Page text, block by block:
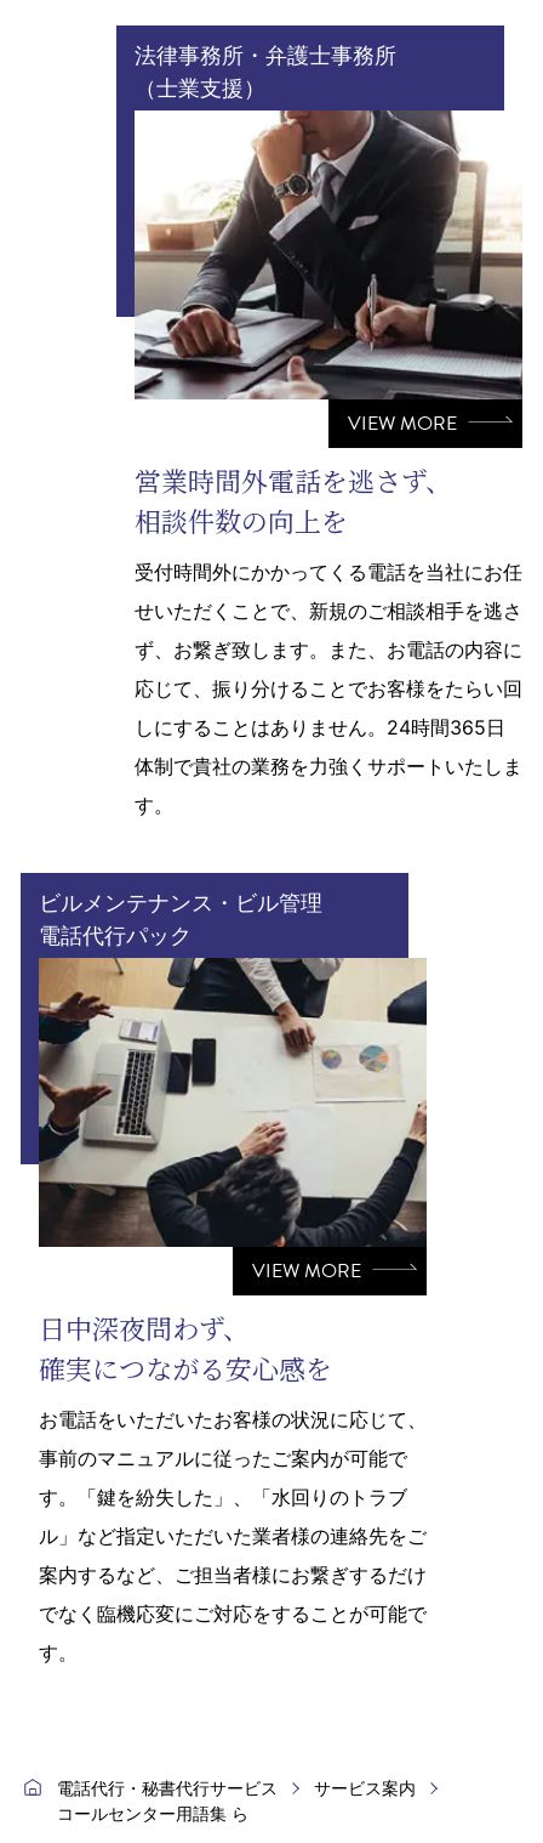
法律事務所・弁護士事務所
（士業支援）
VIEW MORE
営業時間外電話を逃さず、
相談件数の向上を
受付時間外にかかってくる電話を当社にお任
せいただくことで、新規のご相談相手を逃さ
ず、お繋ぎ致します。また、お電話の内容に
応じて、振り分けることでお客様をたらい回
しにすることはありません。24時間365日
体制で貴社の業務を力強くサポートいたしま
す。
ビルメンテナンス・ビル管理
電話代行パック
VIEW MORE
日中深夜問わず、
確実につながる安心感を
お電話をいただいたお客様の状況に応じて、
事前のマニュアルに従ったご案内が可能で
す。「鍵を紛失した」、「水回りのトラブ
ル」など指定いただいた業者様の連絡先をご
案内するなど、ご担当者様にお繋ぎするだけ
でなく臨機応変にご対応をすることが可能で
す。
電話代行・秘書代行サービス
サービス案内
コールセンター用語集 ら